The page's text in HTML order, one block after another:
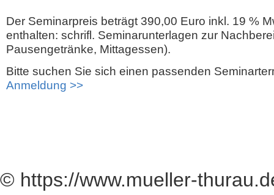
Der Seminarpreis beträgt 390,00 Euro inkl. 19 %
enthalten: schrifl. Seminarunterlagen zur
Pausengetränke, Mittagessen).
Bitte suchen Sie sich einen passenden
Anmeldung >>
© https://www.mueller-